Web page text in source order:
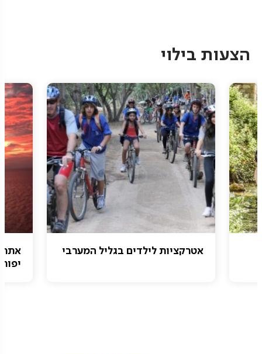
הצעות בילוי
אטרקציות לילדים בגליל המערבי